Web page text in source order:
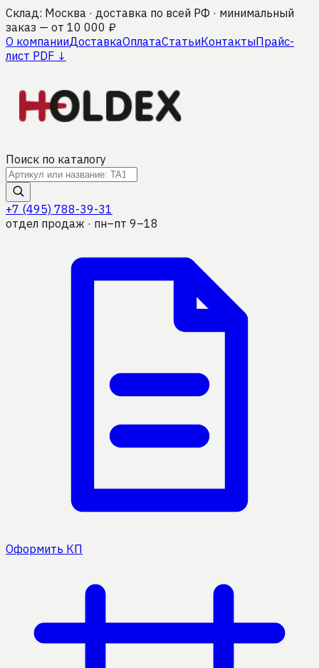
Склад: Москва · доставка по всей РФ · минимальный
заказ — от 10 000 ₽
О компанииДоставкаОплатаСтатьиКонтактыПрайс-
лист PDF ↓
Поиск по каталогу
+7 (495) 788-39-31
отдел продаж · пн–пт 9–18
Оформить КП